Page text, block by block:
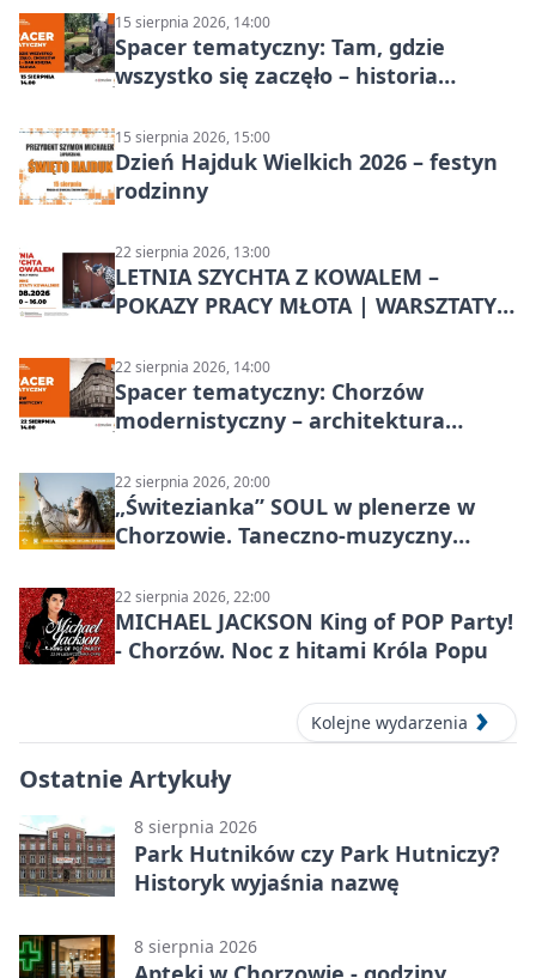
15 sierpnia 2026, 14:00
Spacer tematyczny: Tam, gdzie
wszystko się zaczęło – historia
15 sierpnia 2026, 15:00
Dzień Hajduk Wielkich 2026 – festyn
rodzinny
22 sierpnia 2026, 13:00
LETNIA SZYCHTA Z KOWALEM –
POKAZY PRACY MŁOTA | WARSZTATY
22 sierpnia 2026, 14:00
Spacer tematyczny: Chorzów
modernistyczny – architektura
22 sierpnia 2026, 20:00
„Świtezianka” SOUL w plenerze w
Chorzowie. Taneczno-muzyczny
22 sierpnia 2026, 22:00
MICHAEL JACKSON King of POP Party!
- Chorzów. Noc z hitami Króla Popu
Kolejne wydarzenia
Ostatnie Artykuły
8 sierpnia 2026
Park Hutników czy Park Hutniczy?
Historyk wyjaśnia nazwę
8 sierpnia 2026